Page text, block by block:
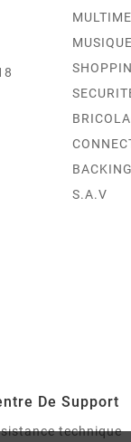
MUSIQUE
S.A.V
De Support
technique